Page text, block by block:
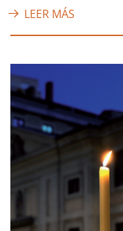
LEER MÁS